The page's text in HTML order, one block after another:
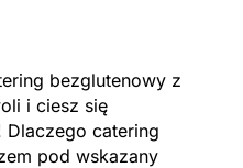
bezglutenowy z
i ciesz się
catering
pod wskazany